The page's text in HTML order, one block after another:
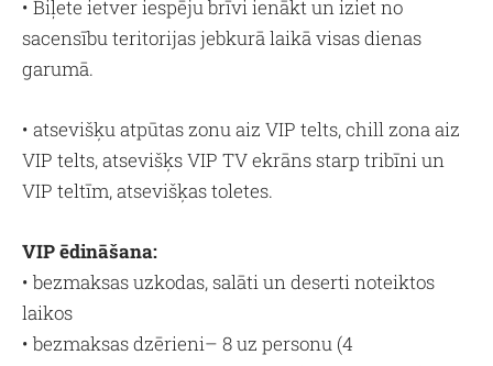
• Biļete ietver iespēju brīvi ienākt un iziet no
sacensību teritorijas jebkurā laikā visas dienas
garumā.
• atsevišķu atpūtas zonu aiz VIP telts, chill zona aiz
VIP telts, atsevišķs VIP TV ekrāns starp tribīni un
VIP teltīm, atsevišķas toletes.
VIP ēdināšana:
• bezmaksas uzkodas, salāti un deserti noteiktos
laikos
• bezmaksas dzērieni– 8 uz personu (4